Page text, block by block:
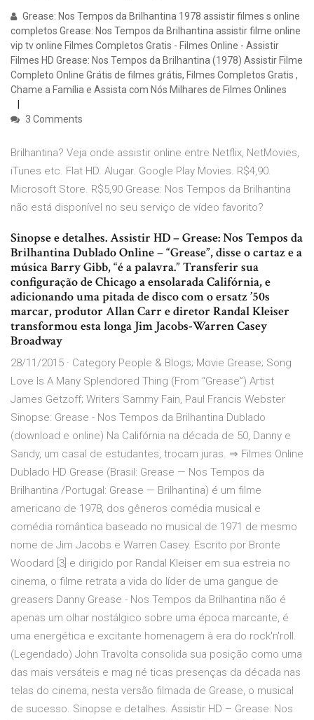
Grease: Nos Tempos da Brilhantina 1978 assistir filmes s online
completos Grease: Nos Tempos da Brilhantina assistir filme online
vip tv online Filmes Completos Gratis - Filmes Online - Assistir
Filmes HD Grease: Nos Tempos da Brilhantina (1978) Assistir Filme
Completo Online Grátis de filmes grátis, Filmes Completos Gratis ,
Chame a Família e Assista com Nós Milhares de Filmes Onlines
3 Comments
Brilhantina? Veja onde assistir online entre Netflix, NetMovies,
iTunes etc. Flat HD. Alugar. Google Play Movies. R$4,90.
Microsoft Store. R$5,90 Grease: Nos Tempos da Brilhantina
não está disponível no seu serviço de vídeo favorito?
Sinopse e detalhes. Assistir HD – Grease: Nos Tempos da
Brilhantina Dublado Online – “Grease”, disse o cartaz e a
música Barry Gibb, “é a palavra.” Transferir sua
configuração de Chicago a ensolarada Califórnia, e
adicionando uma pitada de disco com o ersatz ’50s
marcar, produtor Allan Carr e diretor Randal Kleiser
transformou esta longa Jim Jacobs-Warren Casey
Broadway
28/11/2015 · Category People & Blogs; Movie Grease; Song
Love Is A Many Splendored Thing (From “Grease”) Artist
James Getzoff; Writers Sammy Fain, Paul Francis Webster
Sinopse: Grease - Nos Tempos da Brilhantina Dublado
(download e online) Na Califórnia na década de 50, Danny e
Sandy, um casal de estudantes, trocam juras. ⇒ Filmes Online
Dublado HD Grease (Brasil: Grease — Nos Tempos da
Brilhantina /Portugal: Grease — Brilhantina) é um filme
americano de 1978, dos gêneros comédia musical e
comédia romântica baseado no musical de 1971 de mesmo
nome de Jim Jacobs e Warren Casey. Escrito por Bronte
Woodard [3] e dirigido por Randal Kleiser em sua estreia no
cinema, o filme retrata a vida do líder de uma gangue de
greasers Danny Grease - Nos Tempos da Brilhantina não é
apenas um olhar nostálgico sobre uma época marcante, é
uma energética e excitante homenagem à era do rock'n'roll.
(Legendado) John Travolta consolida sua posição como uma
das mais versáteis e mag né ticas presenças da década nas
telas do cinema, nesta versão filmada de Grease, o musical
de sucesso. Sinopse e detalhes. Assistir HD – Grease: Nos